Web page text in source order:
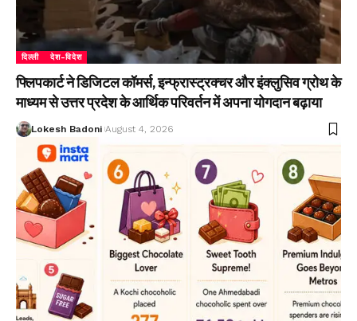
दिल्ली देश-विदेश
फ्लिपकार्ट ने डिजिटल कॉमर्स, इन्फ्रास्ट्रक्चर और इंक्लुसिव ग्रोथ के
माध्यम से उत्तर प्रदेश के आर्थिक परिवर्तन में अपना योगदान बढ़ाया
Lokesh Badoni August 4, 2026